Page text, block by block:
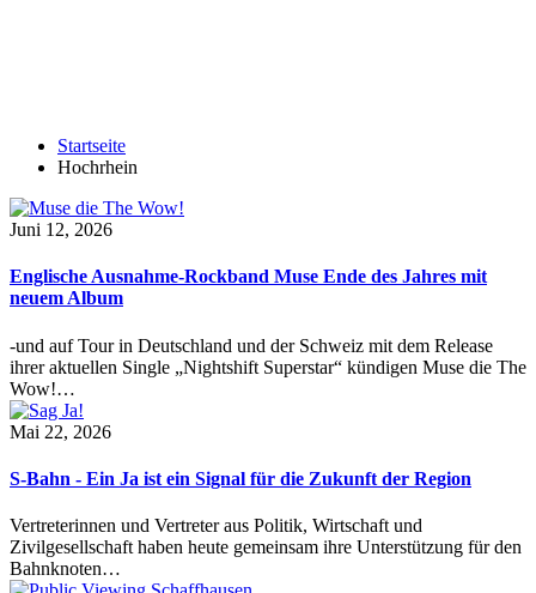
Startseite
Hochrhein
Juni 12, 2026
Englische Ausnahme-Rockband Muse Ende des Jahres mit
neuem Album
-und auf Tour in Deutschland und der Schweiz mit dem Release
ihrer aktuellen Single „Nightshift Superstar“ kündigen Muse die The
Wow!…
Mai 22, 2026
S-Bahn - Ein Ja ist ein Signal für die Zukunft der Region
Vertreterinnen und Vertreter aus Politik, Wirtschaft und
Zivilgesellschaft haben heute gemeinsam ihre Unterstützung für den
Bahnknoten…